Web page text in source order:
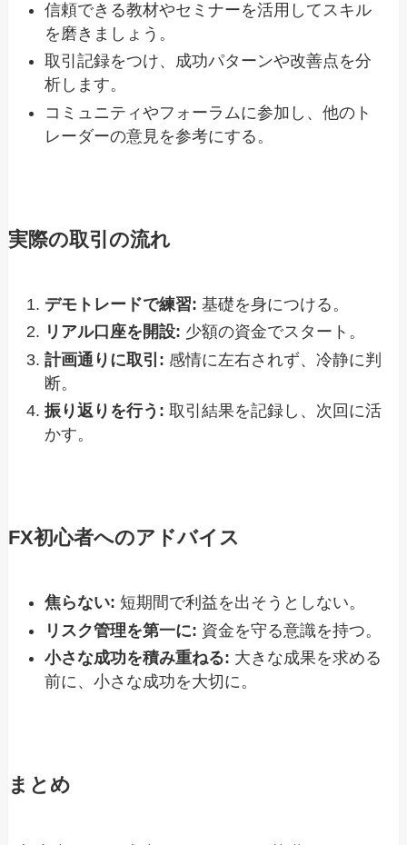
信頼できる教材やセミナーを活用してスキル
を磨きましょう。
取引記録をつけ、成功パターンや改善点を分
析します。
コミュニティやフォーラムに参加し、他のト
レーダーの意見を参考にする。
実際の取引の流れ
デモトレードで練習: 基礎を身につける。
リアル口座を開設: 少額の資金でスタート。
計画通りに取引: 感情に左右されず、冷静に判
断。
振り返りを行う: 取引結果を記録し、次回に活
かす。
FX初心者へのアドバイス
焦らない: 短期間で利益を出そうとしない。
リスク管理を第一に: 資金を守る意識を持つ。
小さな成功を積み重ねる: 大きな成果を求める
前に、小さな成功を大切に。
まとめ